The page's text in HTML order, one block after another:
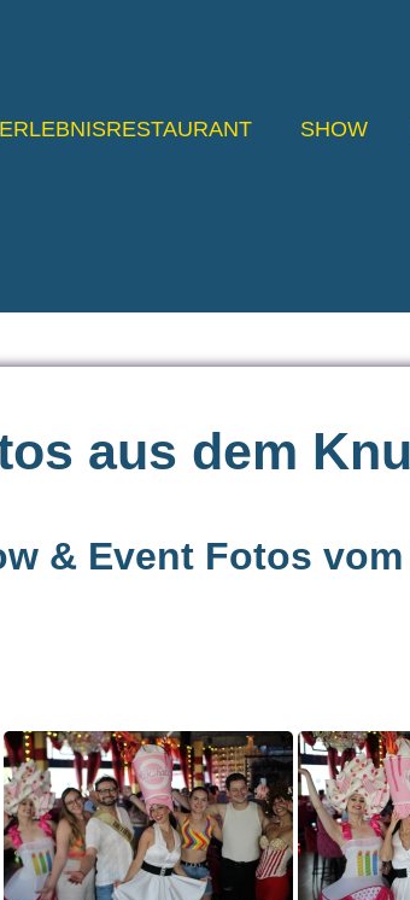
ERLEBNISRESTAURANT SHOW
aus dem
& Event Fotos